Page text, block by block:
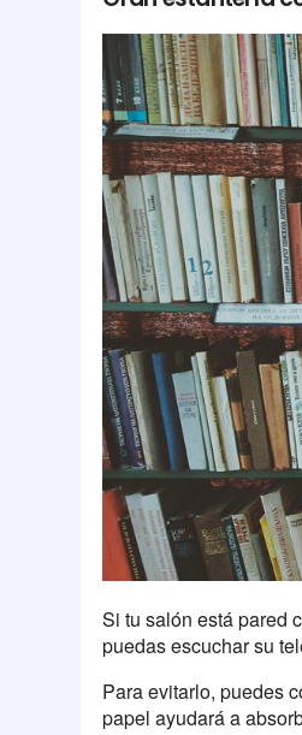
Si tu salón está pared
puedas escuchar su
Para evitarlo, puedes
papel ayudará a